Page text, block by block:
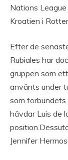
Nations
Kroatien i
Efter de
Rubiales har
gruppen som
använts under
som
hävdar Luis de
Jennifer